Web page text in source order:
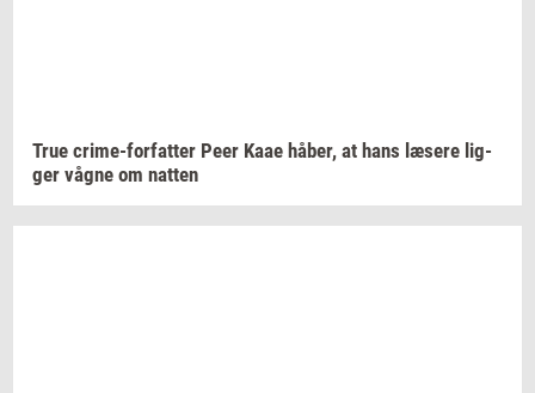
True crime-​forfatter Peer Kaae håber, at hans læ­se­re lig­
ger vågne om nat­ten